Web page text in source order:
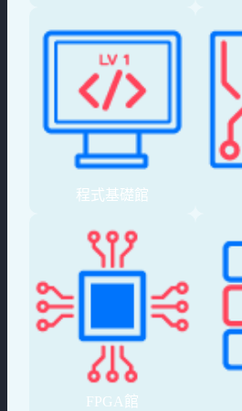
程式基礎館
FPGA館